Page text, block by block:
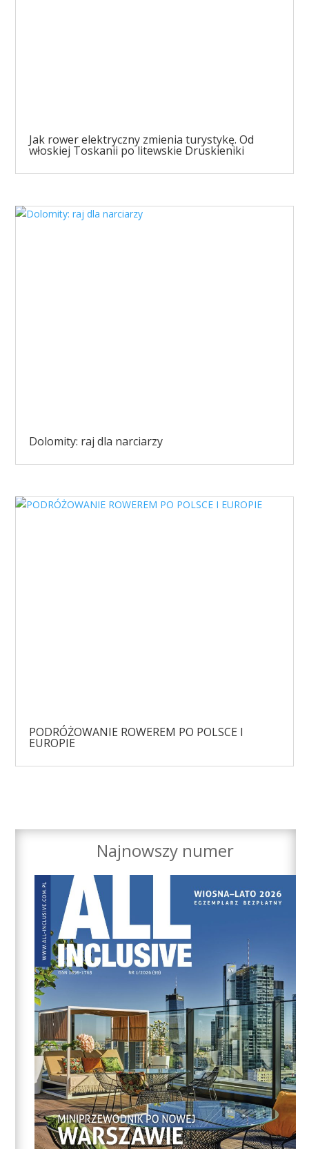
Jak rower elektryczny zmienia turystykę. Od
włoskiej Toskanii po litewskie Druskieniki
Dolomity: raj dla narciarzy
PODRÓŻOWANIE ROWEREM PO POLSCE I
EUROPIE
Najnowszy numer